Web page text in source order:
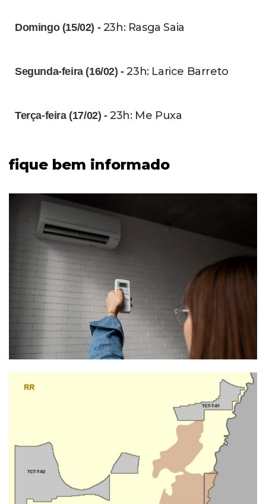
Domingo (15/02) -23h: Rasga Saia
Segunda-feira (16/02) -23h: Larice Barreto
Terça-feira (17/02) -23h: Me Puxa
fique bem informado